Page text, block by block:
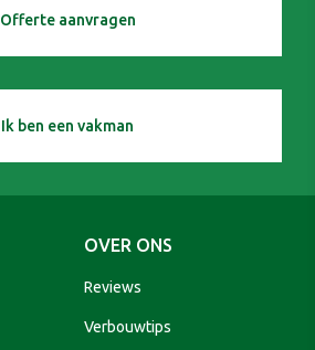
Offerte aanvragen
Ik ben een vakman
OVER ONS
Reviews
Verbouwtips